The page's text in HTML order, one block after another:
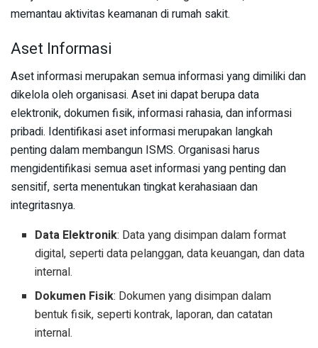
memantau aktivitas keamanan di rumah sakit.
Aset Informasi
Aset informasi merupakan semua informasi yang dimiliki dan
dikelola oleh organisasi. Aset ini dapat berupa data
elektronik, dokumen fisik, informasi rahasia, dan informasi
pribadi. Identifikasi aset informasi merupakan langkah
penting dalam membangun ISMS. Organisasi harus
mengidentifikasi semua aset informasi yang penting dan
sensitif, serta menentukan tingkat kerahasiaan dan
integritasnya.
Data Elektronik: Data yang disimpan dalam format
digital, seperti data pelanggan, data keuangan, dan data
internal.
Dokumen Fisik: Dokumen yang disimpan dalam
bentuk fisik, seperti kontrak, laporan, dan catatan
internal.